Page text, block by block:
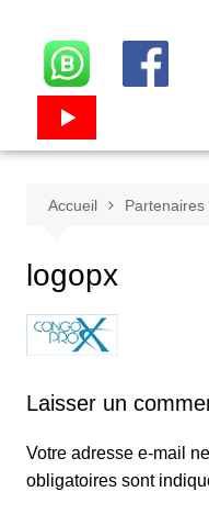
Accueil Partenaires
logopx
Laisser un
Votre adresse e-mail
obligatoires sont